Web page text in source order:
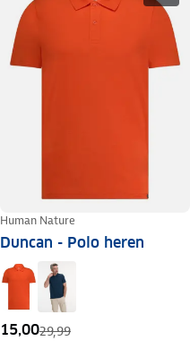
Human Nature
Duncan - Polo heren
15,0029,99